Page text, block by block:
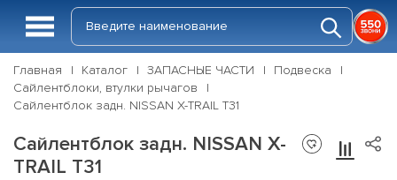
Главная Каталог ЗАПАСНЫЕ ЧАСТИ
Подвеска
Сайлентблоки, втулки рычагов
Сайлентблок задн. NISSAN X-TRAIL T31
Сайлентблок задн. NISSAN X-
TRAIL T31